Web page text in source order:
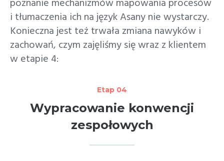
poznanie mechanizmów mapowania procesów
i tłumaczenia ich na język Asany nie wystarczy.
Konieczna jest też trwała zmiana nawyków i
zachowań, czym zajęliśmy się wraz z klientem
w etapie 4:
Etap 04
Wypracowanie konwencji
zespołowych